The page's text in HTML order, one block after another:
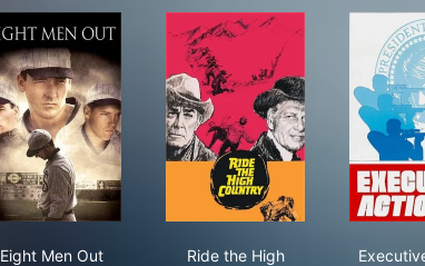
Eight Men Out
Ride the High